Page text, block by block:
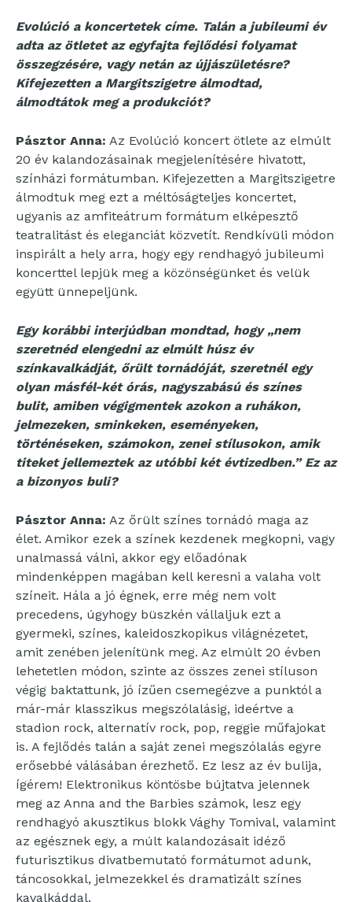
Evolúció a koncertetek címe. Talán a jubileumi év
adta az ötletet az egyfajta fejlődési folyamat
összegzésére, vagy netán az újjászületésre?
Kifejezetten a Margitszigetre álmodtad,
álmodtátok meg a produkciót?
Pásztor Anna: Az Evolúció koncert ötlete az elmúlt
20 év kalandozásainak megjelenítésére hivatott,
színházi formátumban. Kifejezetten a Margitszigetre
álmodtuk meg ezt a méltóságteljes koncertet,
ugyanis az amfiteátrum formátum elképesztő
teatralitást és eleganciát közvetít. Rendkívüli módon
inspirált a hely arra, hogy egy rendhagyó jubileumi
koncerttel lepjük meg a közönségünket és velük
együtt ünnepeljünk.
Egy korábbi interjúdban mondtad, hogy „nem
szeretnéd elengedni az elmúlt húsz év
színkavalkádját, őrült tornádóját, szeretnél egy
olyan másfél-két órás, nagyszabású és színes
bulit, amiben végigmentek azokon a ruhákon,
jelmezeken, sminkeken, eseményeken,
történéseken, számokon, zenei stílusokon, amik
titeket jellemeztek az utóbbi két évtizedben.” Ez az
a bizonyos buli?
Pásztor Anna: Az őrült színes tornádó maga az
élet. Amikor ezek a színek kezdenek megkopni, vagy
unalmassá válni, akkor egy előadónak
mindenképpen magában kell keresni a valaha volt
színeit. Hála a jó égnek, erre még nem volt
precedens, úgyhogy büszkén vállaljuk ezt a
gyermeki, színes, kaleidoszkopikus világnézetet,
amit zenében jelenítünk meg. Az elmúlt 20 évben
lehetetlen módon, szinte az összes zenei stíluson
végig baktattunk, jó ízűen csemegézve a punktól a
már-már klasszikus megszólalásig, ideértve a
stadion rock, alternatív rock, pop, reggie műfajokat
is. A fejlődés talán a saját zenei megszólalás egyre
erősebbé válásában érezhető. Ez lesz az év bulija,
ígérem! Elektronikus köntösbe bújtatva jelennek
meg az Anna and the Barbies számok, lesz egy
rendhagyó akusztikus blokk Vághy Tomival, valamint
az egésznek egy, a múlt kalandozásait idéző
futurisztikus divatbemutató formátumot adunk,
táncosokkal, jelmezekkel és dramatizált színes
kavalkáddal.